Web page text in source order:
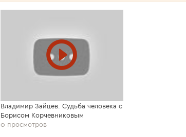
Владимир Зайцев. Судьба человека с
Борисом Корчевниковым
0 просмотров